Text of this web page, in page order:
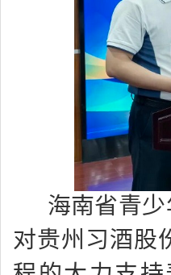
海南省青
对贵州习酒股